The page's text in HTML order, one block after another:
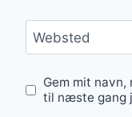
Websted
Gem mit
til næste gang